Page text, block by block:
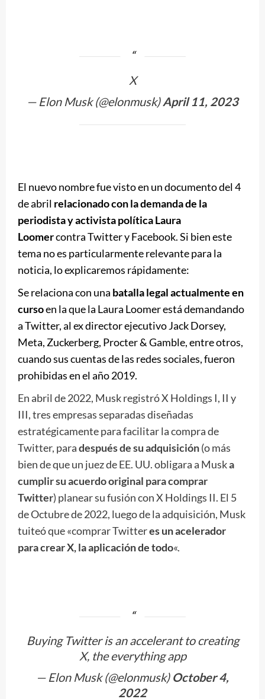
X
— Elon Musk (@elonmusk)April 11, 2023
El nuevo nombre fue visto en un documento del 4
de abril relacionado con la demanda de la
periodista y activista política Laura
Loomercontra Twitter y Facebook. Si bien este
tema no es particularmente relevante para la
noticia, lo explicaremos rápidamente:
Se relaciona con una batalla legal actualmente en
cursoen la que la Laura Loomer está demandando
a Twitter, al ex director ejecutivo Jack Dorsey,
Meta, Zuckerberg, Procter & Gamble, entre otros,
cuando sus cuentas de las redes sociales, fueron
prohibidas en el año 2019.
En abril de 2022, Musk registró X Holdings I, II y
III, tres empresas separadas diseñadas
estratégicamente para facilitar la compra de
Twitter, paradespués de su adquisición(o más
bien de que un juez de EE. UU. obligara a Muska
cumplir su acuerdo original para comprar
Twitter) planear su fusión con X Holdings II. El 5
de Octubre de 2022, luego de la adquisición, Musk
tuiteó que «comprar Twitteres un acelerador
para crear X, la aplicación de todo«.
Buying Twitter is an accelerant to creating
X, the everything app
— Elon Musk (@elonmusk) October 4,
2022